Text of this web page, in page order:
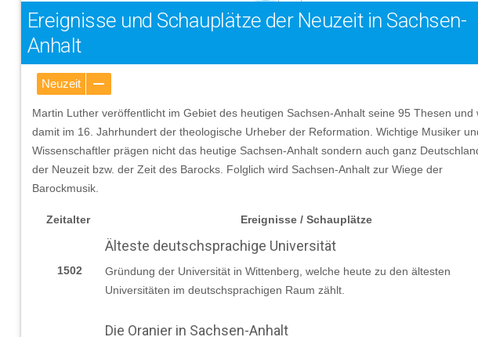
Ereignisse und Schauplätze der Neuzeit in Sachsen-
Anhalt
Neuzeit
Martin Luther veröffentlicht im Gebiet des heutigen Sachsen-Anhalt seine 95 Thesen und
damit im 16. Jahrhundert der theologische Urheber der Reformation. Wichtige Musiker
Wissenschaftler prägen nicht das heutige Sachsen-Anhalt sondern auch ganz
der Neuzeit bzw. der Zeit des Barocks. Folglich wird Sachsen-Anhalt zur Wiege der
Barockmusik.
Zeitalter Ereignisse / Schauplätze
1502
Älteste deutschsprachige Universität
Gründung der Universität in Wittenberg, welche heute zu den ältesten
Universitäten im deutschsprachigen Raum zählt.
Die Oranier in Sachsen-Anhalt